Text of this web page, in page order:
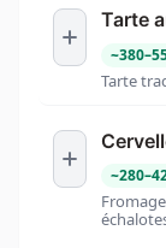
Tarte
~380–
Tarte
~280–